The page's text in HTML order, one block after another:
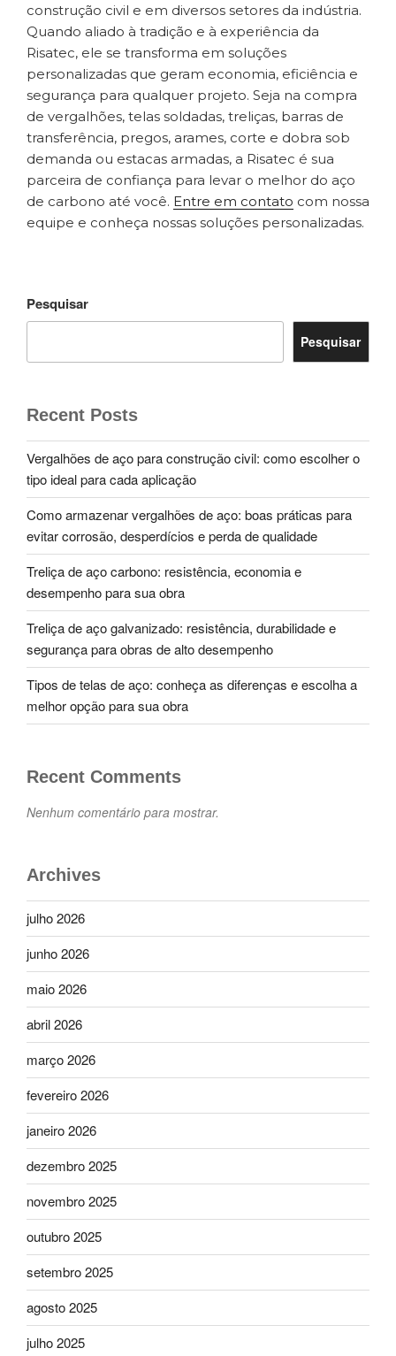
construção civil e em diversos setores da indústria.
Quando aliado à tradição e à experiência da
Risatec, ele se transforma em soluções
personalizadas que geram economia, eficiência e
segurança para qualquer projeto. Seja na compra
de vergalhões, telas soldadas, treliças, barras de
transferência, pregos, arames, corte e dobra sob
demanda ou estacas armadas, a Risatec é sua
parceira de confiança para levar o melhor do aço
de carbono até você. Entre em contato com nossa
equipe e conheça nossas soluções personalizadas.
Pesquisar
Pesquisar
Recent Posts
Vergalhões de aço para construção civil: como escolher o
tipo ideal para cada aplicação
Como armazenar vergalhões de aço: boas práticas para
evitar corrosão, desperdícios e perda de qualidade
Treliça de aço carbono: resistência, economia e
desempenho para sua obra
Treliça de aço galvanizado: resistência, durabilidade e
segurança para obras de alto desempenho
Tipos de telas de aço: conheça as diferenças e escolha a
melhor opção para sua obra
Recent Comments
Nenhum comentário para mostrar.
Archives
julho 2026
junho 2026
maio 2026
abril 2026
março 2026
fevereiro 2026
janeiro 2026
dezembro 2025
novembro 2025
outubro 2025
setembro 2025
agosto 2025
julho 2025